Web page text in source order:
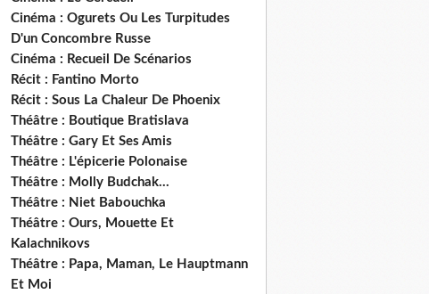
Cinéma : Ogurets Ou Les Turpitudes
D'un Concombre Russe
Cinéma : Recueil De Scénarios
Récit : Fantino Morto
Récit : Sous La Chaleur De Phoenix
Théâtre : Boutique Bratislava
Théâtre : Gary Et Ses Amis
Théâtre : L'épicerie Polonaise
Théâtre : Molly Budchak...
Théâtre : Niet Babouchka
Théâtre : Ours, Mouette Et
Kalachnikovs
Théâtre : Papa, Maman, Le Hauptmann
Et Moi